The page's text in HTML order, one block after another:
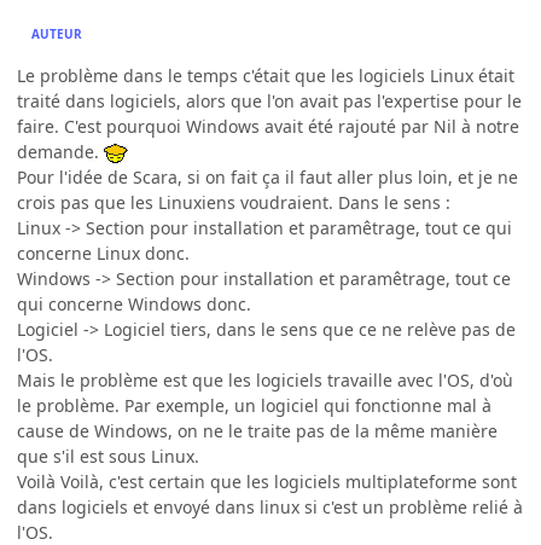
AUTEUR
Le problème dans le temps c'était que les logiciels Linux était
traité dans logiciels, alors que l'on avait pas l'expertise pour le
faire. C'est pourquoi Windows avait été rajouté par Nil à notre
demande.
Pour l'idée de Scara, si on fait ça il faut aller plus loin, et je ne
crois pas que les Linuxiens voudraient. Dans le sens :
Linux -> Section pour installation et paramêtrage, tout ce qui
concerne Linux donc.
Windows -> Section pour installation et paramêtrage, tout ce
qui concerne Windows donc.
Logiciel -> Logiciel tiers, dans le sens que ce ne relève pas de
l'OS.
Mais le problème est que les logiciels travaille avec l'OS, d'où
le problème. Par exemple, un logiciel qui fonctionne mal à
cause de Windows, on ne le traite pas de la même manière
que s'il est sous Linux.
Voilà Voilà, c'est certain que les logiciels multiplateforme sont
dans logiciels et envoyé dans linux si c'est un problème relié à
l'OS.